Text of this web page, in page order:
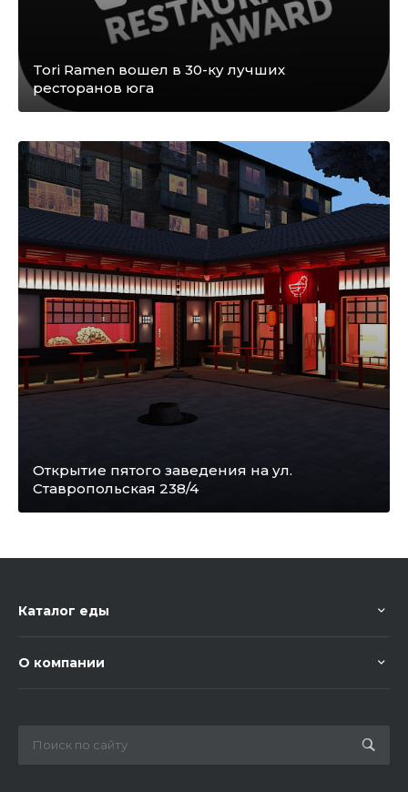
Tori Ramen вошел в 30-ку лучших
ресторанов юга
Открытие пятого заведения на ул.
Ставропольская 238/4
Каталог еды
О компании